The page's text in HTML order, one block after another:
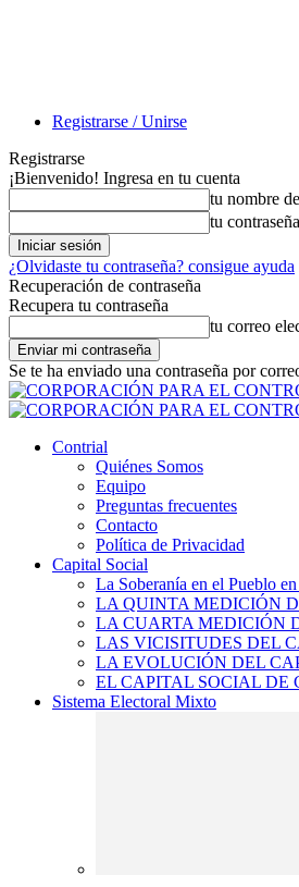
Registrarse / Unirse
Registrarse
¡Bienvenido! Ingresa en tu cuenta
tu nombre
tu contraseña
¿Olvidaste tu contraseña? consigue ayuda
Recuperación de contraseña
Recupera tu contraseña
tu correo
Se te ha enviado una contraseña por
Contrial
Quiénes Somos
Equipo
Preguntas frecuentes
Contacto
Política de Privacidad
Capital Social
La Soberanía en el Pueblo
LA QUINTA MEDICIÓN
LA CUARTA MEDICIÓN
LAS VICISITUDES DEL
LA EVOLUCIÓN DEL
EL CAPITAL SOCIAL DE
Sistema Electoral Mixto